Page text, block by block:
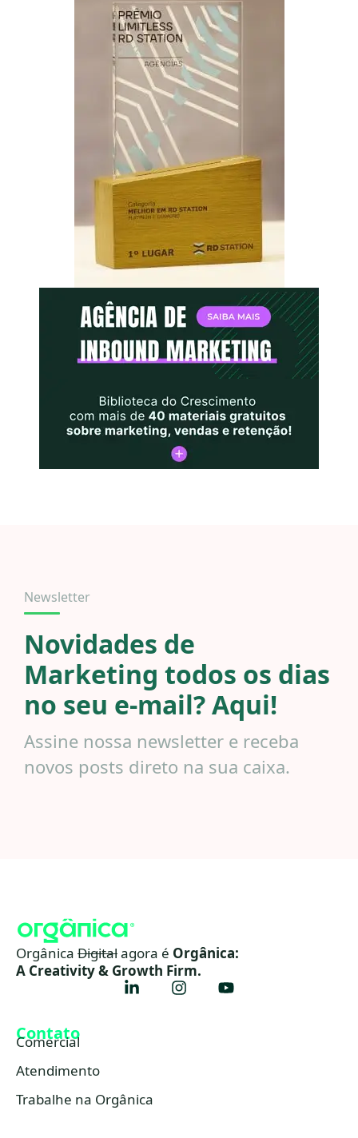
Newsletter
Novidades de
Marketing todos os dias
no seu e-mail? Aqui!
Assine nossa newsletter e receba
novos posts direto na sua caixa.
Orgânica Digitalagora é Orgânica:
A Creativity & Growth Firm.
Contato
Comercial
Atendimento
Trabalhe na Orgânica